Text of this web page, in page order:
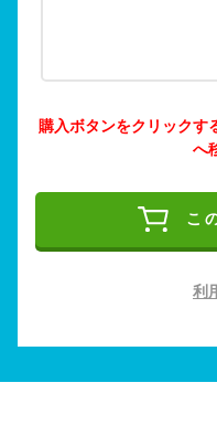
購入ボタンをクリックす
へ
こ
利